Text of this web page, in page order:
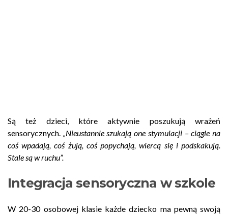
Są też dzieci, które aktywnie poszukują wrażeń
sensorycznych. „Nieustannie szukają one stymulacji – ciągle na
coś wpadają, coś żują, coś popychają, wiercą się i podskakują.
Stale są w ruchu”.
Integracja sensoryczna w szkole
W 20-30 osobowej klasie każde dziecko ma pewną swoją